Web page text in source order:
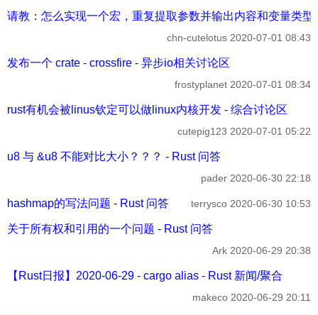
请教：怎么实现一个宏，重复提取参数并输出内容和变量类型
chn-cutelotus 2020-07-01 08:43
发布一个 crate - crossfire - 异步io相关讨论区
frostyplanet 2020-07-01 08:34
rust有机会被linus钦定可以做linux内核开发 - 综合讨论区
cutepig123 2020-07-01 05:22
u8 与 &u8 不能对比大小？？？ - Rust 问答
pader 2020-06-30 22:18
hashmap的写法问题 - Rust 问答 terrysco 2020-06-30 10:53
关于所有权和引用的一个问题 - Rust 问答
Ark 2020-06-29 20:38
【Rust日报】2020-06-29 - cargo alias - Rust 新闻/聚合
makeco 2020-06-29 20:11